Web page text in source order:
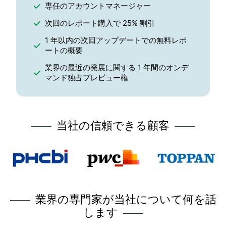
専任のアカウントマネージャー
次回のレポート購入で 25% 割引
1 年以内の次回アップデートでの無料レポ
ートの概要
業界の最近の発展に関する 1 年間のオンデ
マンド独占プレビュー権
当社の信頼できる顧客
業界の専門家が当社について何を話
します